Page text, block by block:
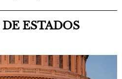
ESTADOS